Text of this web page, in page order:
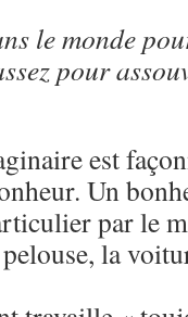
le monde
pour
est
Un
par le
la